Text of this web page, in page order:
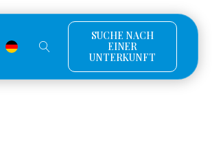
SUCHE NACH
EINER
UNTERKUNFT